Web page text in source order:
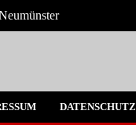
DATENSCHUTZ